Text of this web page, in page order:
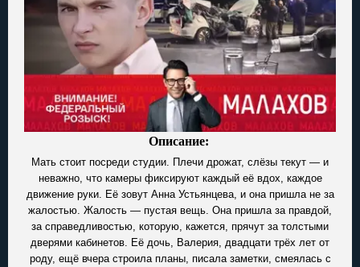
Описание:
Мать стоит посреди студии. Плечи дрожат, слёзы текут — и
неважно, что камеры фиксируют каждый её вдох, каждое
движение руки. Её зовут Анна Устьянцева, и она пришла не за
жалостью. Жалость — пустая вещь. Она пришла за правдой,
за справедливостью, которую, кажется, прячут за толстыми
дверями кабинетов. Её дочь, Валерия, двадцати трёх лет от
роду, ещё вчера строила планы, писала заметки, смеялась с